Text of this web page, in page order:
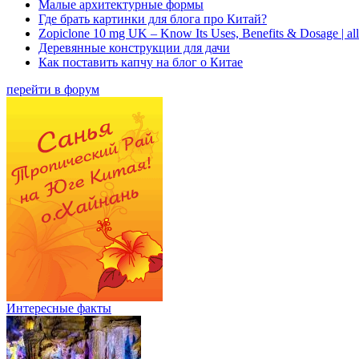
Малые архитектурные формы
Где брать картинки для блога про Китай?
Zopiclone 10 mg UK – Know Its Uses, Benefits & Dosage |
Деревянные конструкции для дачи
Как поставить капчу на блог о Китае
перейти в форум
Интересные факты